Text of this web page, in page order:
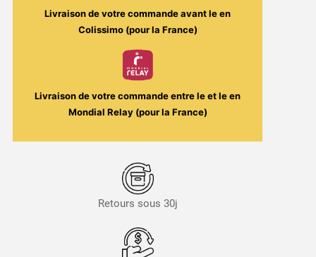
Secret's
Livraison de votre commande avant leen
Colissimo (pour la France)
Livraison de votre commande entre leet leen
Mondial Relay (pour la France)
Retours sous 30j